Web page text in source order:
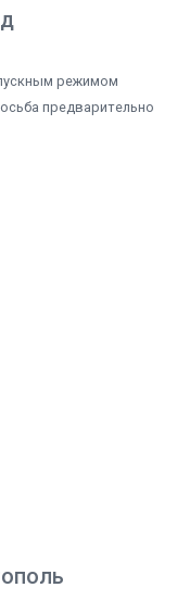
режимом
предварительно